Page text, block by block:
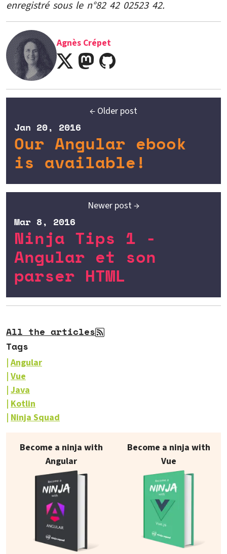
enregistré sous le n°82 42 02523 42.
Agnès Crépet
← Older post
Our Angular ebook
is available!
Jan 20, 2016
Newer post →
Ninja Tips 1 -
Angular et son
parser HTML
Mar 8, 2016
All the articles
Tags
Angular
Vue
Java
Kotlin
Ninja Squad
Our books on sale
Become a ninja with
Angular
Become a ninja with
Vue